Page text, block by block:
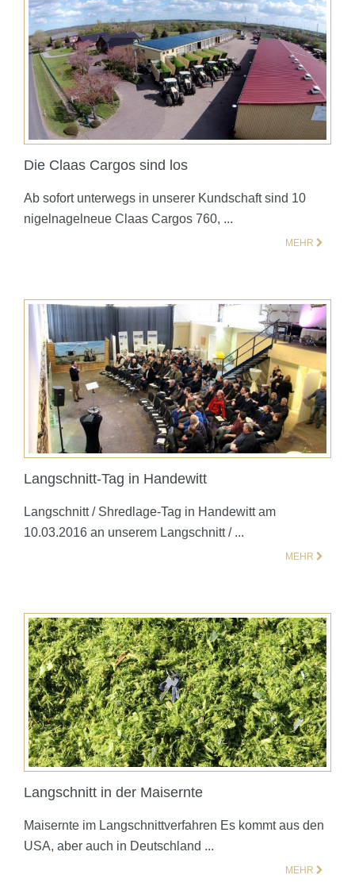
Die Claas Cargos sind los
Ab sofort unterwegs in unserer Kundschaft sind 10
nigelnagelneue Claas Cargos 760, ...
MEHR
Langschnitt-Tag in Handewitt
Langschnitt / Shredlage-Tag in Handewitt am
10.03.2016 an unserem Langschnitt / ...
MEHR
Langschnitt in der Maisernte
Maisernte im Langschnittverfahren Es kommt aus den
USA, aber auch in Deutschland ...
MEHR